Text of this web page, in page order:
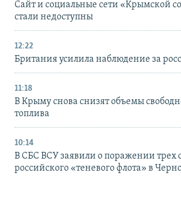
Сайт и социальные сети «Крымской
стали недоступны
12:22
Британия усилила наблюдение за
11:18
В Крыму снова снизят объемы
топлива
10:14
В СБС ВСУ заявили о поражении трех
российского «теневого флота» в